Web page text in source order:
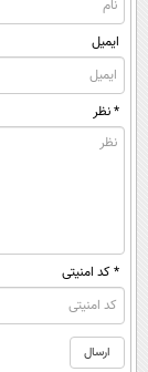
ایمیل
* نظر
* کد امنیتی